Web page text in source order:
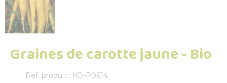
Graines de carotte jaune - Bio
Ref. produit : KO-P0614